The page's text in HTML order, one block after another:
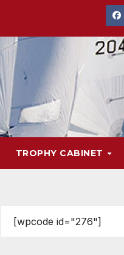
TROPHY CABINET
[wpcode id="276"]